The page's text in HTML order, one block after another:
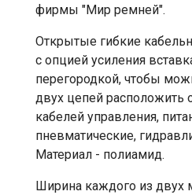
фирмы "Мир ремней".
Открытые гибкие
с опцией усиления
перегородкой, чтобы
двух цепей расположить
кабелей управления,
пневматические,
Материал - полиамид.
Ширина каждого из двух